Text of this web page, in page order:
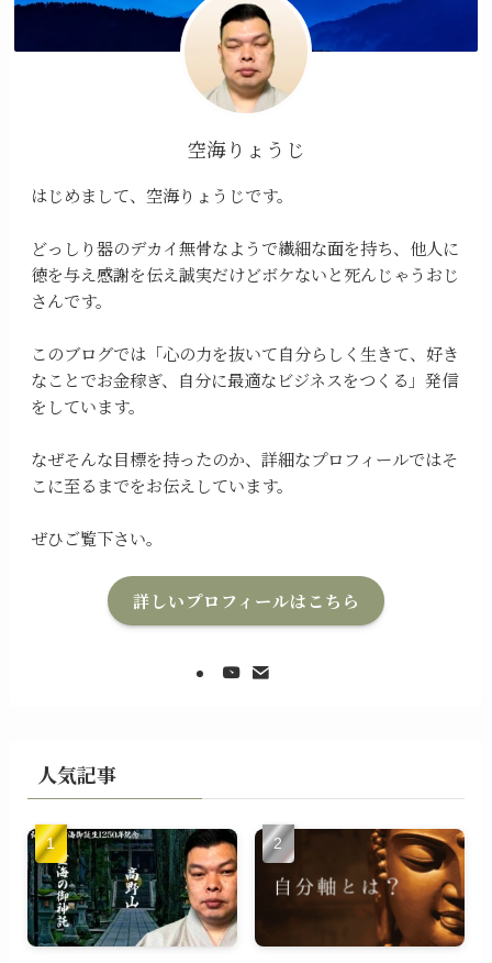
空海りょうじ
はじめまして、空海りょうじです。
どっしり器のデカイ無骨なようで繊細な面を持ち、他人に
徳を与え感謝を伝え誠実だけどボケないと死んじゃうおじ
さんです。
このブログでは「心の力を抜いて自分らしく生きて、好き
なことでお金稼ぎ、自分に最適なビジネスをつくる」発信
をしています。
なぜそんな目標を持ったのか、詳細なプロフィールではそ
こに至るまでをお伝えしています。
ぜひご覧下さい。
詳しいプロフィールはこちら
人気記事